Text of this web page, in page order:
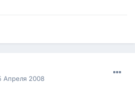
Апреля 2008